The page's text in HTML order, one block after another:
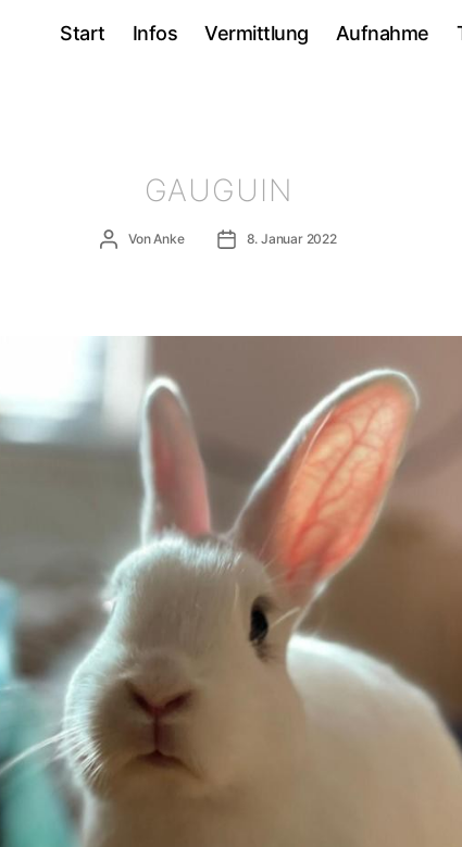
Start Infos Vermittlung Aufnahme
GAUGUIN
Beitragsautor
VonAnke Veröffentlichungsdatum
8. Januar 2022